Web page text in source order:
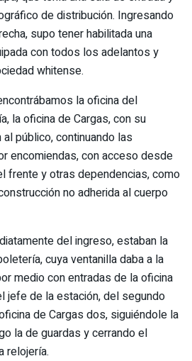
de distribución. Ingresando
supo tener habilitada una
con todos los adelantos y
whitense.
la oficina del
la oficina de Cargas, con su
público, continuando las
encomiendas, con acceso desde
frente y otras dependencias, como
no adherida al cuerpo
del ingreso, estaban la
cuya ventanilla daba a la
medio con entradas de la oficina
jefe de la estación, del segundo
de Cargas dos, siguiéndole la
la de guardas y cerrando el
relojería.